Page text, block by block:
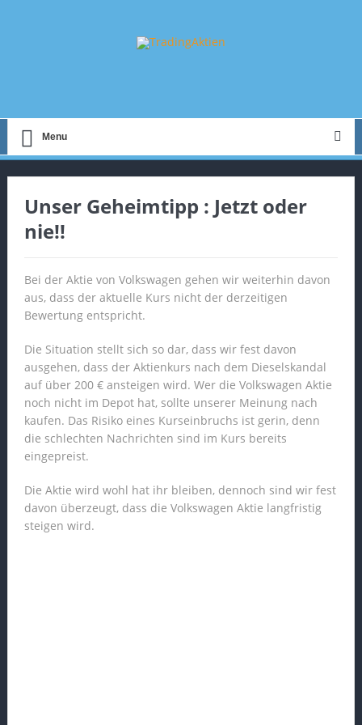
Menu
Unser Geheimtipp : Jetzt oder
nie!!
Bei der Aktie von Volkswagen gehen wir weiterhin davon
aus, dass der aktuelle Kurs nicht der derzeitigen
Bewertung entspricht.
Die Situation stellt sich so dar, dass wir fest davon
ausgehen, dass der Aktienkurs nach dem Dieselskandal
auf über 200 € ansteigen wird. Wer die Volkswagen Aktie
noch nicht im Depot hat, sollte unserer Meinung nach
kaufen. Das Risiko eines Kurseinbruchs ist gerin, denn
die schlechten Nachrichten sind im Kurs bereits
eingepreist.
Die Aktie wird wohl hat ihr bleiben, dennoch sind wir fest
davon überzeugt, dass die Volkswagen Aktie langfristig
steigen wird.